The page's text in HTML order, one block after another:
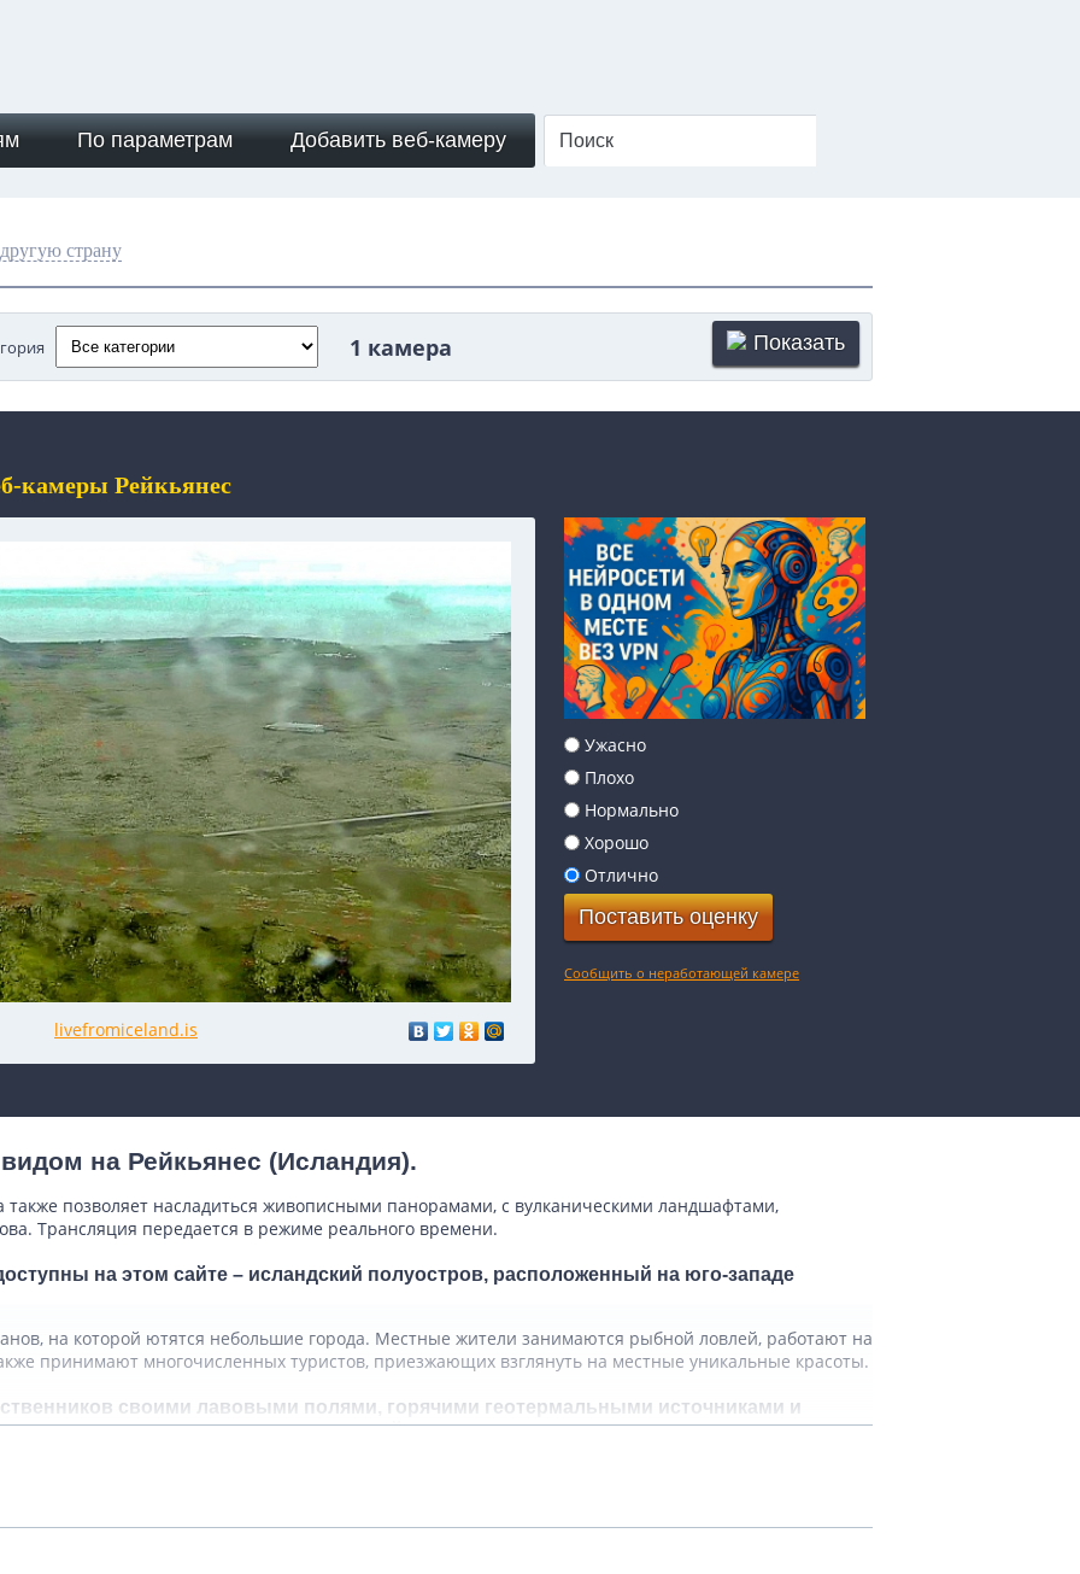
По параметрам Добавить веб-камеру
страну
1 камера Показать
камеры Рейкьянес
livefromiceland.is
Ужасно
Плохо
Нормально
Хорошо
Отлично
Сообщить о неработающей камере
на Рейкьянес (Исландия).
также позволяет насладиться живописными панорамами, с вулканическими ландшафтами,
Трансляция передается в режиме реального времени.
на этом сайте – исландский полуостров, расположенный на юго-западе
на которой ютятся небольшие города. Местные жители занимаются рыбной ловлей, работают на
принимают многочисленных туристов, приезжающих взглянуть на местные уникальные красоты.
своими лавовыми полями, горячими геотермальными источниками и
полностью лишенными растений.